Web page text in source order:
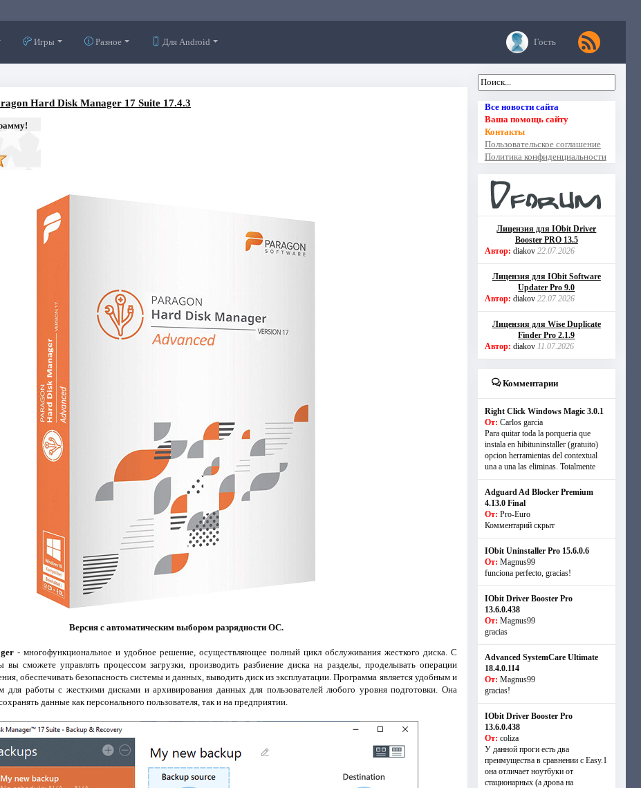
Игры Разное Для Android Гость
Hard Disk Manager 17 Suite 17.4.3
Версия с автоматическим выбором разрядности ОС.
- многофункциональное и удобное решение, осуществляющее полный цикл обслуживания жесткого диска. С
сможете управлять процессом загрузки, производить разбиение диска на разделы, проделывать операции
обеспечивать безопасность системы и данных, выводить диск из эксплуатации. Программа является удобным и
для работы с жесткими дисками и архивирования данных для пользователей любого уровня подготовки. Она
данные как персонального пользователя, так и на предприятии.
Все новости сайта
Ваша помощь сайту
Контакты
Пользовательское соглашение
Политика конфиденциальности
Лицензия для IObit Driver
Booster PRO 13.5
Автор: diakov 22.07.2026
Лицензия для IObit Software
Updater Pro 9.0
Автор: diakov 22.07.2026
Лицензия для Wise Duplicate
Finder Pro 2.1.9
Автор: diakov 11.07.2026
Комментарии
Right Click Windows Magic 3.0.1
От: Carlos garcia
Para quitar toda la porqueria que
instala en hibituninstaller (gratuito)
opcion herramientas del contextual
una a una las eliminas. Totalmente
Adguard Ad Blocker Premium
4.13.0 Final
От: Pro-Euro
Комментарий скрыт
IObit Uninstaller Pro 15.6.0.6
От: Magnus99
funciona perfecto, gracias!
IObit Driver Booster Pro
13.6.0.438
От: Magnus99
gracias
Advanced SystemCare Ultimate
18.4.0.114
От: Magnus99
gracias!
IObit Driver Booster Pro
13.6.0.438
От: coliza
У данной проги есть два
преимущества в сравнении с Easy.1
она отличает ноутбуки от
стационарных (а дрова на